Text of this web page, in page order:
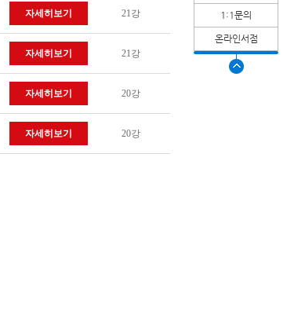
1:1문의
온라인서점
자세히보기 21강
자세히보기 21강
자세히보기 20강
자세히보기 20강